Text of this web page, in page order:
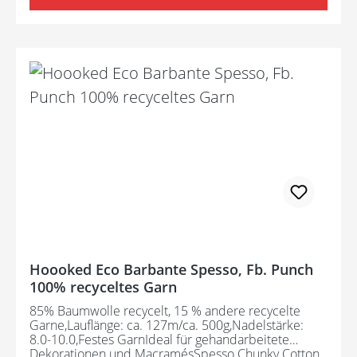
erfordert kein erneutes Färben.
Hoooked Eco Barbante Spesso, Fb. Punch
100% recyceltes Garn
85% Baumwolle recycelt, 15 % andere recycelte
Garne,Lauflänge: ca. 127m/ca. 500g,Nadelstärke:
8.0-10.0,Festes GarnIdeal für gehandarbeitete